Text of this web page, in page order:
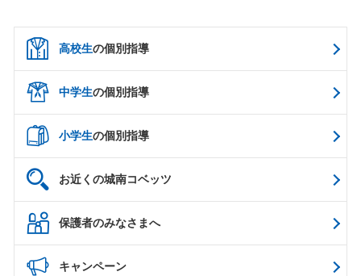
高校生の個別指導
中学生の個別指導
小学生の個別指導
お近くの城南コベッツ
保護者のみなさまへ
キャンペーン